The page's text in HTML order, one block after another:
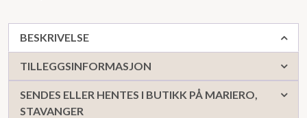
BESKRIVELSE
TILLEGGSINFORMASJON
SENDES ELLER HENTES I BUTIKK PÅ MARIERO,
STAVANGER